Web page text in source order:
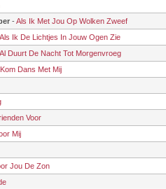
-Als Ik Met Jou Op Wolken Zweef
Als Ik De Lichtjes In Jouw Ogen Zie
Al Duurt De Nacht Tot Morgenvroeg
Kom Dans Met Mij
Voor
Mij
Jou De Zon